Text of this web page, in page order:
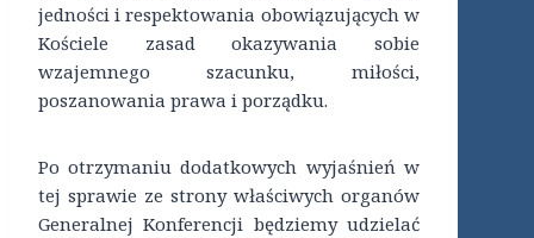
jedności i respektowania obowiązujących w
Kościele zasad okazywania sobie
wzajemnego szacunku, miłości,
poszanowania prawa i porządku.
Po otrzymaniu dodatkowych wyjaśnień w
tej sprawie ze strony właściwych organów
Generalnej Konferencji będziemy udzielać